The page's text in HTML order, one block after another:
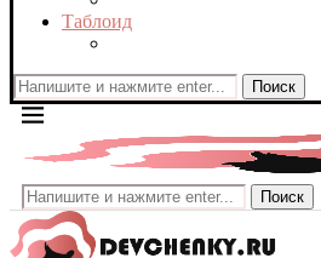
Таблоид
Поиск
Поиск